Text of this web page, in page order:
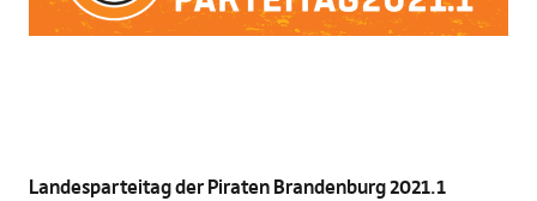
Landesparteitag der Piraten Brandenburg 2021.1